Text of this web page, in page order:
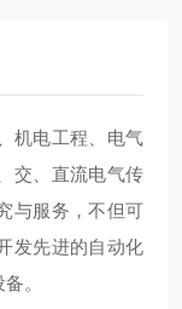
机电工程、电气
交、直流电气传
与服务，不但可
发先进的自动化
。